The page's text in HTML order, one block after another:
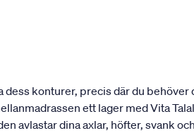
konturer, precis där du
ett lager med Vita
dina axlar, höfter, svank